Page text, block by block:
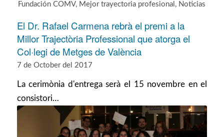
Fundación COMV, Mejor trayectoria profesional , Noticias
El Dr. Rafael Carmena rebrà el premi a la
Millor Trajectòria Professional que atorga el
Col·legi de Metges de València
7 de October del 2017
La cerimònia d'entrega serà el 15 novembre en el
consistori…